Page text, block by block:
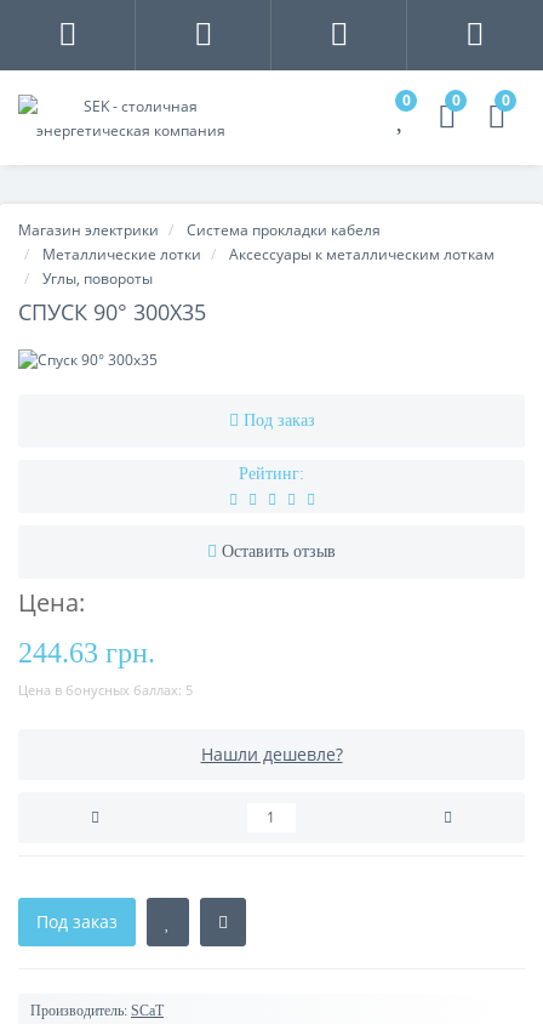
0 0 0
Магазин электрики
Система прокладки кабеля
Металлические лотки
Аксессуары к металлическим лоткам
Углы, повороты
СПУСК 90° 300Х35
Под заказ
Рейтинг:
Оставить отзыв
Цена:
244.63 грн.
Цена в бонусных баллах: 5
Нашли дешевле?
Под заказ
Производитель: SCaT